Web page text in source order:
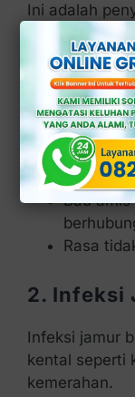
Ini adalah
terjadi
baik dan
Gejalanya
Bau
Rasa
2. Infeksi
Infeksi jamur
kental seperti
kemerahan.